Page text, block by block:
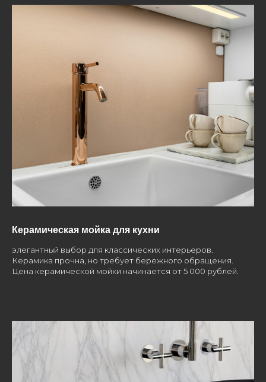
Керамическая мойка для кухни
элегантный выбор для классических интерьеров.
Керамика прочна, но требует бережного обращения.
Цена керамической мойки начинается от 5 000 рублей.